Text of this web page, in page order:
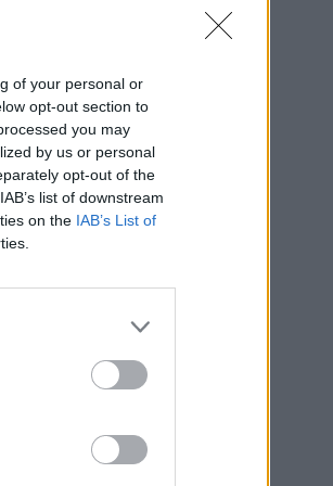
of your personal or
opt-out section to
you may
by us or personal
opt-out of the
list of downstream
on the IAB’s List of
della
su